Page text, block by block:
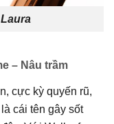
– Nâu trầm
cực kỳ quyến rũ,
cái tên gây sốt